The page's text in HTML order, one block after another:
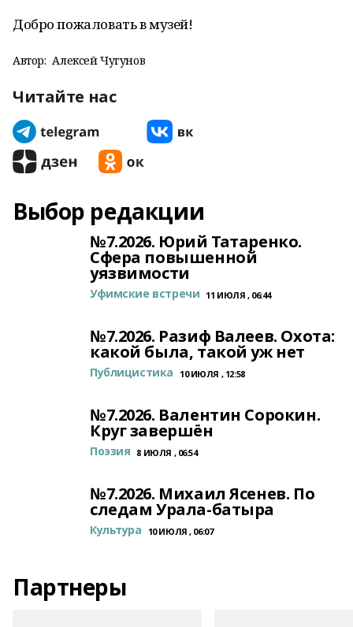
Добро пожаловать в музей!
Автор: Алексей Чугунов
Читайте нас
Выбор редакции
№7.2026. Юрий Татаренко.
Сфера повышенной
уязвимости
Уфимские встречи 11 ИЮЛЯ , 06:44
№7.2026. Разиф Валеев. Охота:
какой была, такой уж нет
Публицистика 10 ИЮЛЯ , 12:58
№7.2026. Валентин Сорокин.
Круг завершён
Поэзия 8 ИЮЛЯ , 06:54
№7.2026. Михаил Ясенев. По
следам Урала-батыра
Культура 10 ИЮЛЯ , 06:07
Партнеры